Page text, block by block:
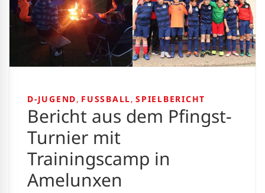
D-JUGEND, FUSSBALL , SPIELBERICHT
Bericht aus dem Pfingst-
Turnier mit
Trainingscamp in
Amelunxen